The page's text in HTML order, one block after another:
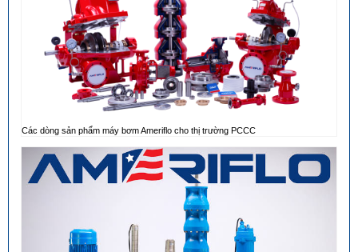
Các dòng sản phẩm máy bơm Ameriflo cho thị trường PCCC